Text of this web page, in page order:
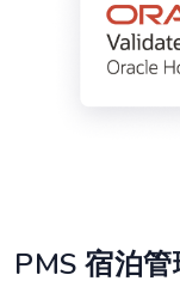
PMS 宿泊